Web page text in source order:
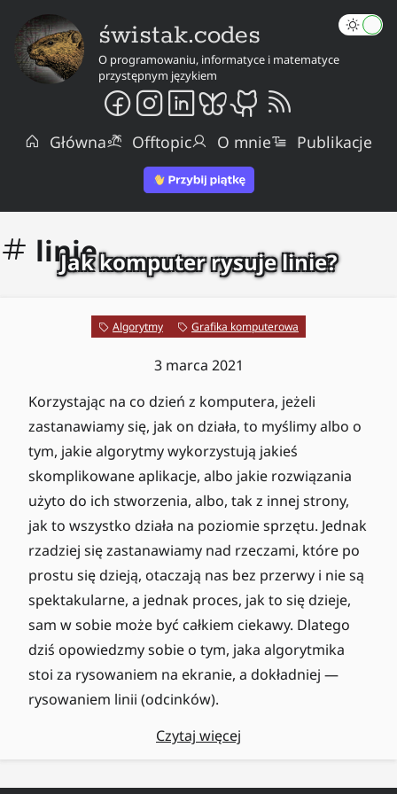
świstak.codes
O programowaniu, informatyce i matematyce
przystępnym językiem
Główna Offtopic O mnie Publikacje
linie
Jak komputer rysuje linie?
Algorytmy Grafika komputerowa
3 marca 2021
Korzystając na co dzień z komputera, jeżeli
zastanawiamy się, jak on działa, to myślimy albo o
tym, jakie algorytmy wykorzystują jakieś
skomplikowane aplikacje, albo jakie rozwiązania
użyto do ich stworzenia, albo, tak z innej strony,
jak to wszystko działa na poziomie sprzętu. Jednak
rzadziej się zastanawiamy nad rzeczami, które po
prostu się dzieją, otaczają nas bez przerwy i nie są
spektakularne, a jednak proces, jak to się dzieje,
sam w sobie może być całkiem ciekawy. Dlatego
dziś opowiedzmy sobie o tym, jaka algorytmika
stoi za rysowaniem na ekranie, a dokładniej —
rysowaniem linii (odcinków).
Czytaj więcej